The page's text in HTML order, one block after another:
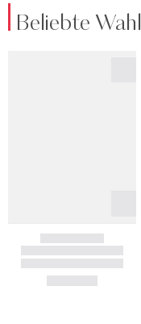
Beliebte Wahl